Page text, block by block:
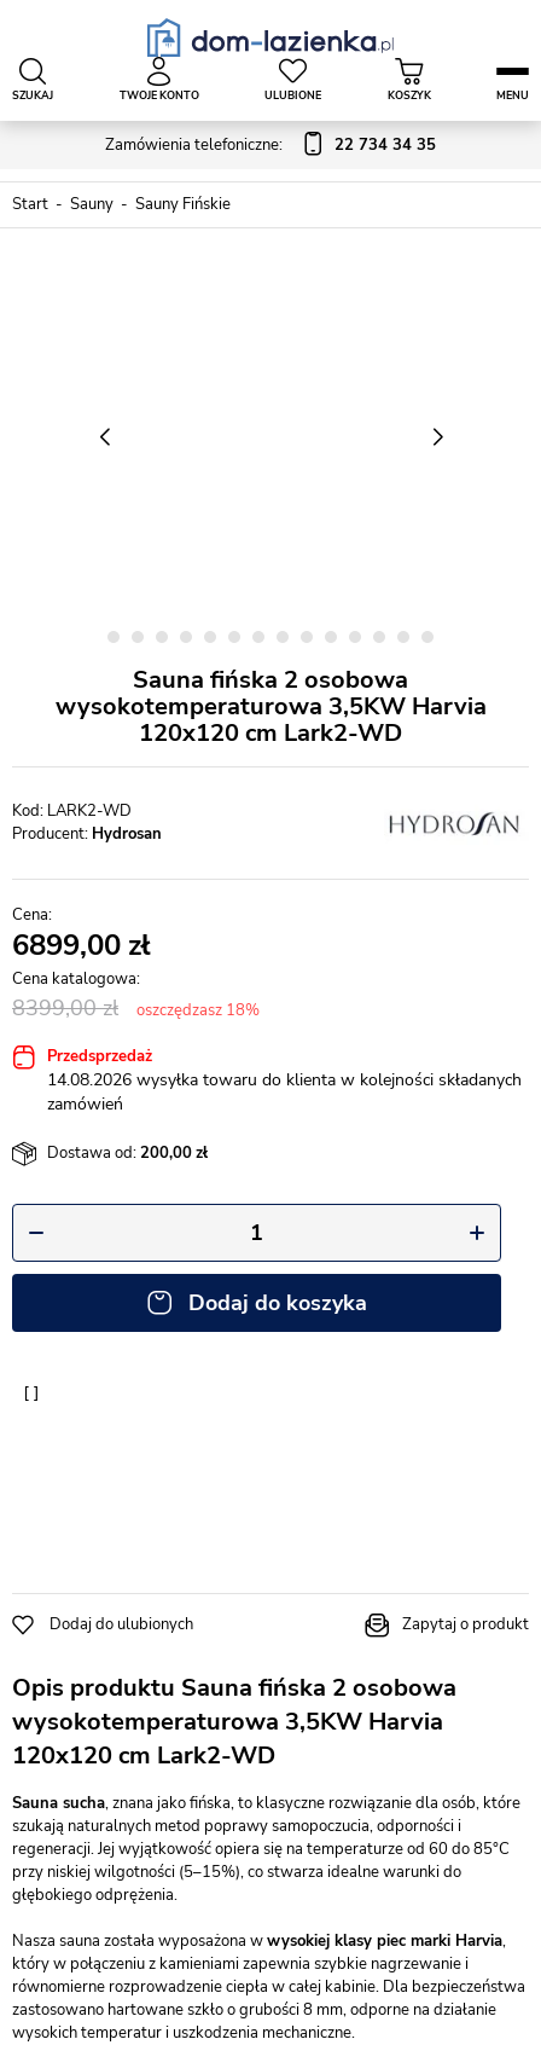
Zamówienia telefoniczne: 22 734 34 35
SZUKAJ TWOJE KONTO ULUBIONE KOSZYK MENU
Start Sauny Sauny Fińskie
Sauna fińska 2 osobowa
wysokotemperaturowa 3,5KW Harvia
120x120 cm Lark2-WD
LARK2-WD
Producent: Hydrosan
6899,00
8399,00 oszczędzasz 18%
Przedsprzedaż
14.08.2026 wysyłka towaru do klienta w kolejności składanych
zamówień
Dostawa od:200,00
Dodaj do koszyka
Dodaj do ulubionych Zapytaj o produkt
Opis produktu Sauna fińska 2 osobowa
wysokotemperaturowa 3,5KW Harvia
120x120 cm Lark2-WD
Sauna sucha, znana jako fińska, to klasyczne rozwiązanie dla osób, które
szukają naturalnych metod poprawy samopoczucia, odporności i
regeneracji. Jej wyjątkowość opiera się na temperaturze od 60 do 85°C
przy niskiej wilgotności (5–15%), co stwarza idealne warunki do
głębokiego odprężenia.
Nasza sauna została wyposażona wwysokiej klasy piec marki Harvia,
który w połączeniu z kamieniami zapewnia szybkie nagrzewanie i
równomierne rozprowadzenie ciepła w całej kabinie. Dla bezpieczeństwa
zastosowano hartowane szkło o grubości 8 mm, odporne na działanie
wysokich temperatur i uszkodzenia mechaniczne.